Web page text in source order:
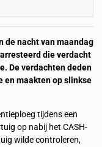
de nacht van maandag
die verdacht
De verdachten deden
en maakten op slinkse
tijdens een
op nabij het CASH-
wilde controleren,